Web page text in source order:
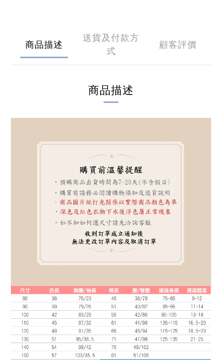
商品描述
送貨及付款方
式
顧客評價
商品描述